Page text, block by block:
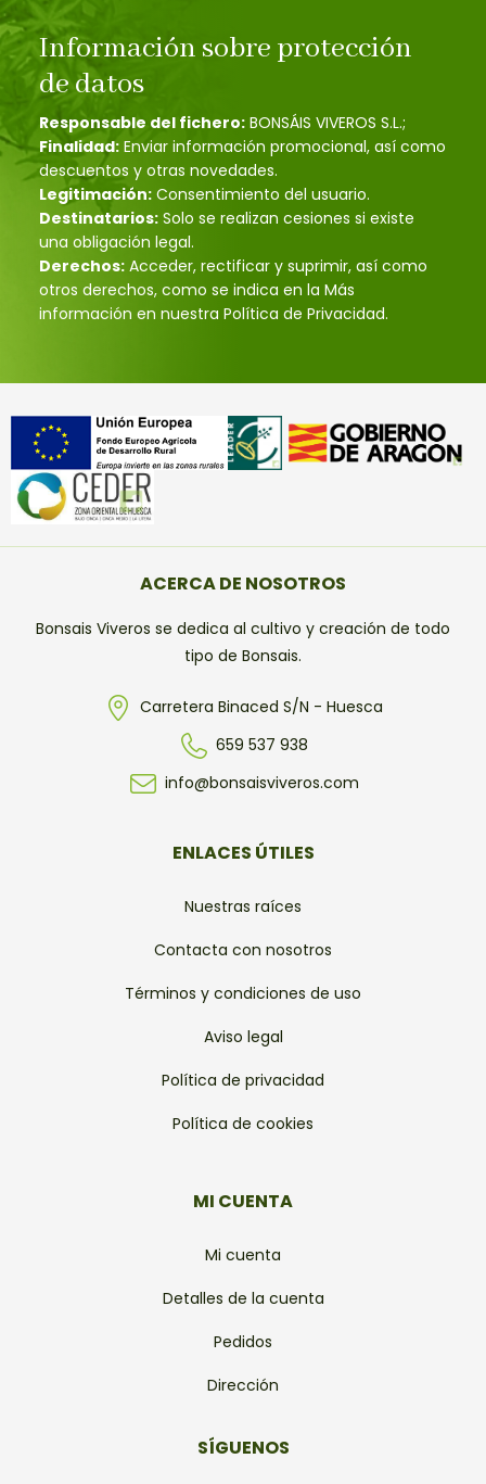
Información sobre protección
de datos
Responsable del fichero: BONSÁIS VIVEROS S.L.;
Finalidad: Enviar información promocional, así como
descuentos y otras novedades.
Legitimación: Consentimiento del usuario.
Destinatarios: Solo se realizan cesiones si existe
una obligación legal.
Derechos: Acceder, rectificar y suprimir, así como
otros derechos, como se indica en la Más
información en nuestra Política de Privacidad.
ACERCA DE NOSOTROS
Bonsais Viveros se dedica al cultivo y creación de todo
tipo de Bonsais.
Carretera Binaced S/N - Huesca
659 537 938
info@bonsaisviveros.com
ENLACES ÚTILES
Nuestras raíces
Contacta con nosotros
Términos y condiciones de uso
Aviso legal
Política de privacidad
Política de cookies
MI CUENTA
Mi cuenta
Detalles de la cuenta
Pedidos
Dirección
SÍGUENOS